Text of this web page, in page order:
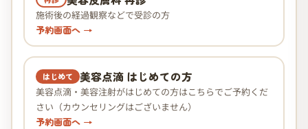
施術後の経過観察などで受診の方
予約画面へ →
はじめて 美容点滴 はじめての方
美容点滴・美容注射がはじめての方はこちらでご予約くだ
さい（カウンセリングはございません）
予約画面へ →